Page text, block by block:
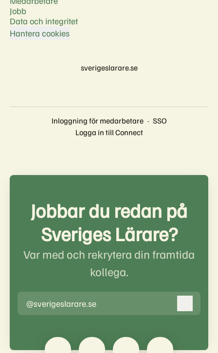
Jobb
Data och integritet
Hantera cookies
sverigeslarare.se
Inloggning för medarbetare · SSO
Logga in till Connect
Jobbar du redan på
Sveriges Lärare?
Var med och rekrytera din framtida
kollega.
@sverigeslarare.se